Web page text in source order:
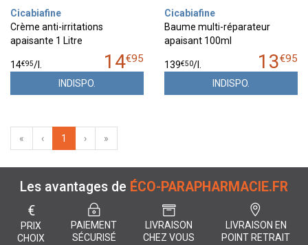
Cicabiafine
Crème anti-irritations
apaisante 1 Litre
14€95
14€95/
INDISPO.
Cicabiafine
Baume multi-réparateur
apaisant 100ml
13€95
139€50/
INDISPO.
« ‹ 1 › »
Les avantages de ÉCO-PARAPHARMACIE.FR
€
PRIX
CHOIX
PAIEMENT
SÉCURISÉ
LIVRAISON
CHEZ VOUS
LIVRAISON EN
POINT RETRAIT